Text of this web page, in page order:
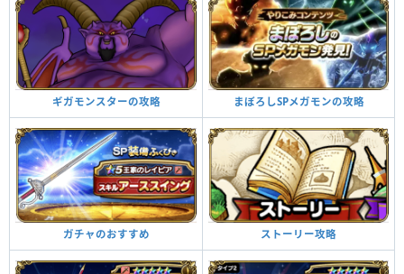
ギガモンスターの攻略 まぼろしSPメガモンの攻略
ガチャのおすすめ ストーリー攻略